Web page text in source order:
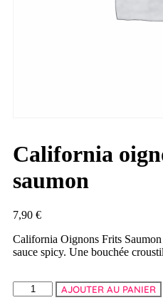
California
saumon
7,90 €
California Oignons Frits
sauce spicy. Une bouchée
AJOUTER AU PANIER